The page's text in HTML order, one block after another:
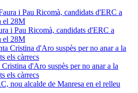
i Pau Ricomà, candidats d'ERC a
el 28M
d'Aro suspès per no anar a la
els càrrecs